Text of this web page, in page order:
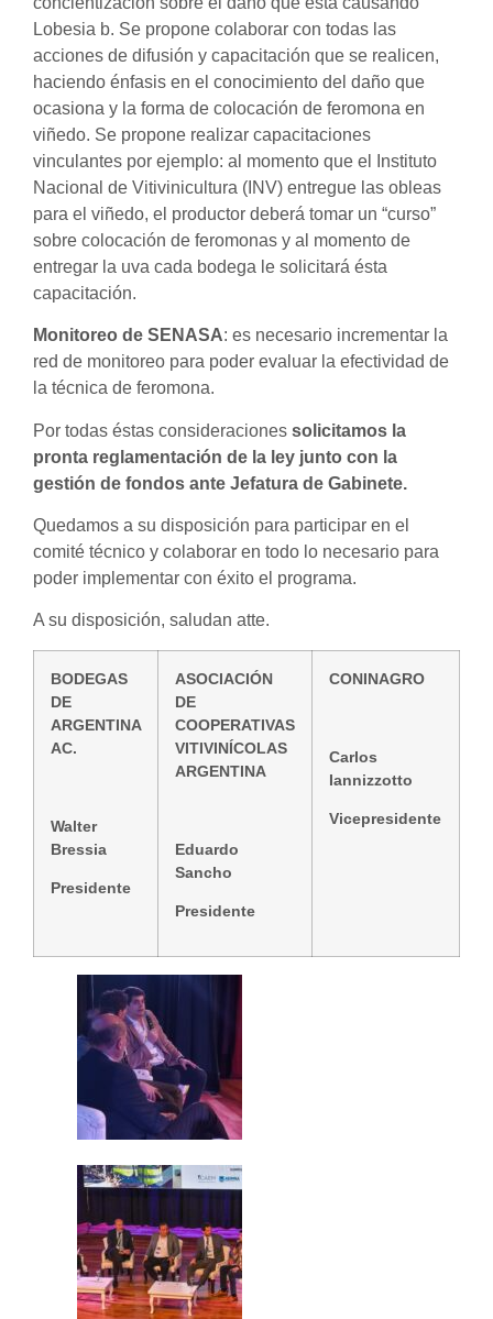
Lobesia b. Se propone colaborar con todas las
acciones de difusión y capacitación que se realicen,
haciendo énfasis en el conocimiento del daño que
ocasiona y la forma de colocación de feromona en
viñedo. Se propone realizar capacitaciones
vinculantes por ejemplo: al momento que el Instituto
Nacional de Vitivinicultura (INV) entregue las obleas
para el viñedo, el productor deberá tomar un “curso”
sobre colocación de feromonas y al momento de
entregar la uva cada bodega le solicitará ésta
capacitación.
Monitoreo de SENASA: es necesario incrementar la
red de monitoreo para poder evaluar la efectividad de
la técnica de feromona.
Por todas éstas consideraciones solicitamos la
pronta reglamentación de la ley junto con la
gestión de fondos ante Jefatura de Gabinete.
Quedamos a su disposición para participar en el
comité técnico y colaborar en todo lo necesario para
poder implementar con éxito el programa.
A su disposición, saludan atte.
BODEGAS
DE
ARGENTINA
AC.
Walter
Bressia
Presidente
ASOCIACIÓN
DE
COOPERATIVAS
VITIVINÍCOLAS
ARGENTINA
Eduardo
Sancho
Presidente
CONINAGRO
Carlos
Iannizzotto
Vicepresidente